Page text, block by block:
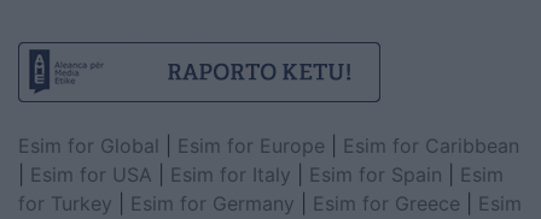
Esim for Global Esim for Europe
Esim for Caribbean
Esim for USA Esim for Italy Esim for Spain
Esim
for Turkey
Esim for Germany Esim for Greece
Esim